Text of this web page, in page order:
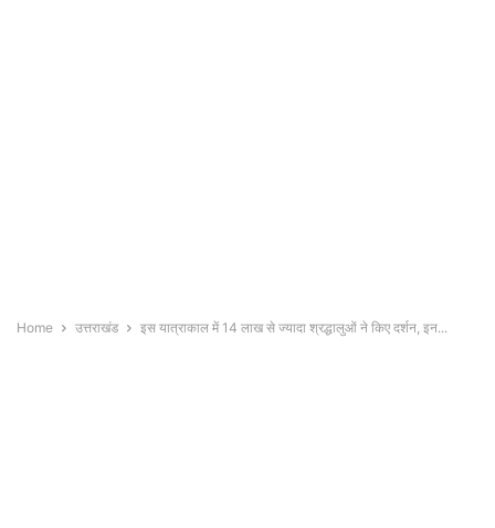
Home उत्तराखंड इस यात्राकाल में 14 लाख से ज्यादा श्रद्धालुओं ने किए दर्शन, इन...